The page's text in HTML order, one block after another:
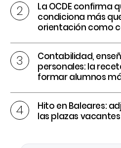
La OCDE confirma
condiciona más
orientación como
Contabilidad,
personales: la
formar alumnos
Hito en Baleares:
las plazas